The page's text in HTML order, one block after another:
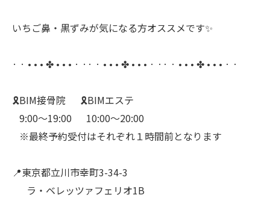
いちご鼻・黒ずみが気になる方オススメです✨
⁡· · • • • ✤ • • • · ·· · • • • ✤ • • • · ·· · • • • ✤ • • • · ·
🎗️BIM接骨院⠀⠀🎗️BIMエステ
⠀9:00〜19:00⠀⠀10:00〜20:00
⠀※最終予約受付はそれぞれ１時間前となります
📍東京都立川市幸町3-34-3
⠀⠀ラ・ベレッツァフェリオ1B